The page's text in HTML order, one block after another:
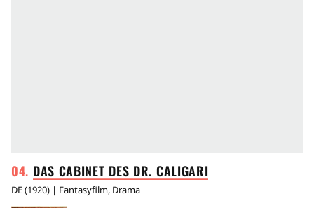
DAS CABINET DES DR. CALIGARI
DE(1920) | Fantasyfilm, Drama